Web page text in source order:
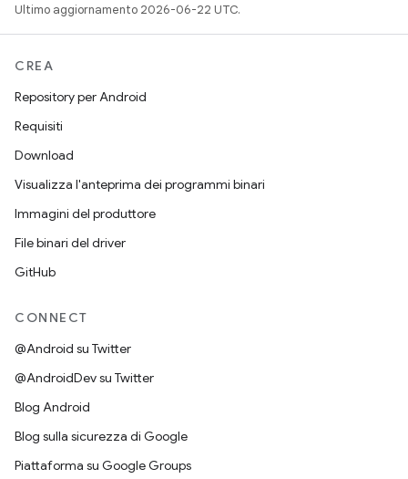
Ultimo aggiornamento 2026-06-22 UTC.
CREA
Repository per Android
Requisiti
Download
Visualizza l'anteprima dei programmi binari
Immagini del produttore
File binari del driver
GitHub
CONNECT
@Android su Twitter
@AndroidDev su Twitter
Blog Android
Blog sulla sicurezza di Google
Piattaforma su Google Groups